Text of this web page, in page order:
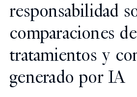
responsabilidad
comparaciones de
tratamientos y
generado por IA